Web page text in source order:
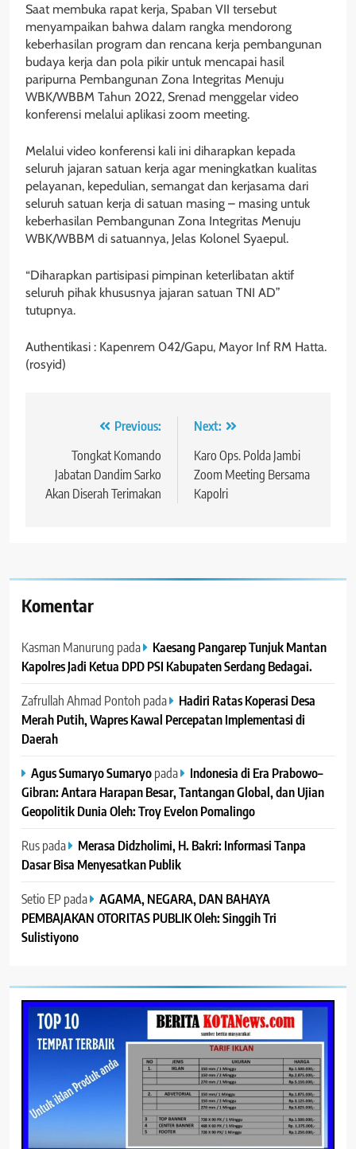
Saat membuka rapat kerja, Spaban VII tersebut
menyampaikan bahwa dalam rangka mendorong
keberhasilan program dan rencana kerja pembangunan
budaya kerja dan pola pikir untuk mencapai hasil
paripurna Pembangunan Zona Integritas Menuju
WBK/WBBM Tahun 2022, Srenad menggelar video
konferensi melalui aplikasi zoom meeting.
Melalui video konferensi kali ini diharapkan kepada
seluruh jajaran satuan kerja agar meningkatkan kualitas
pelayanan, kepedulian, semangat dan kerjasama dari
seluruh satuan kerja di satuan masing – masing untuk
keberhasilan Pembangunan Zona Integritas Menuju
WBK/WBBM di satuannya, Jelas Kolonel Syaepul.
“Diharapkan partisipasi pimpinan keterlibatan aktif
seluruh pihak khususnya jajaran satuan TNI AD”
tutupnya.
Authentikasi : Kapenrem 042/Gapu, Mayor Inf RM Hatta.
(rosyid)
Navigasi Previous:
Tongkat Komando
Jabatan Dandim Sarko
Akan Diserah Terimakan
Next:
Karo Ops. Polda Jambi
Zoom Meeting Bersama
Kapolri
Komentar
Kasman Manurung pada
Kaesang Pangarep Tunjuk Mantan
Kapolres Jadi Ketua DPD PSI Kabupaten Serdang Bedagai. ‎ ‎
Zafrullah Ahmad Pontoh pada
Hadiri Ratas Koperasi Desa
Merah Putih, Wapres Kawal Percepatan Implementasi di
Daerah
Agus Sumaryo Sumaryopada
Indonesia di Era Prabowo–
Gibran: Antara Harapan Besar, Tantangan Global, dan Ujian
Geopolitik Dunia Oleh: Troy Evelon Pomalingo
Ruspada
Merasa Didzholimi, H. Bakri: Informasi Tanpa
Dasar Bisa Menyesatkan Publik
Setio EP pada
AGAMA, NEGARA, DAN BAHAYA
PEMBAJAKAN OTORITAS PUBLIK Oleh: Singgih Tri
Sulistiyono